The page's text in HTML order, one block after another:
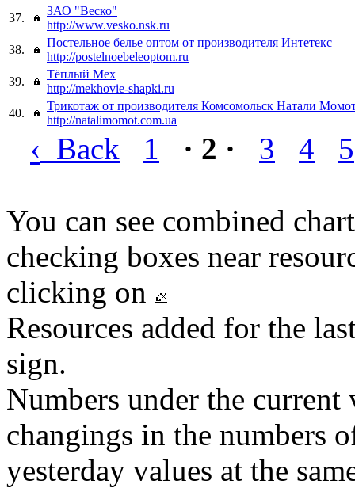
37.
ЗАО "Веско"
http://www.vesko.nsk.ru
38.
Постельное белье оптом от производителя Интетекс
http://postelnoebeleoptom.ru
39.
Тёплый Мех
http://mekhovie-shapki.ru
40.
Трикотаж от производителя Комсомольск Натали
http://natalimomot.com.ua
‹ Back 1 · 2 · 3 4 5
You can see combined
checking boxes near
clicking on
Resources added for the
sign.
Numbers under the
changings in the numbers
yesterday values at the